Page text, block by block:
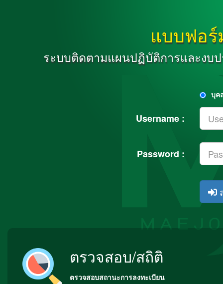
แบบฟอ
ระบบติดตามแผนปฏิบัติการและงบ
บุค
Username :
Password :
ตรวจสอบ/สถิติ
ตรวจสอบสถานะการลงทะเบียน